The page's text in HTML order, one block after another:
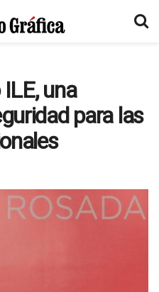
una
para las